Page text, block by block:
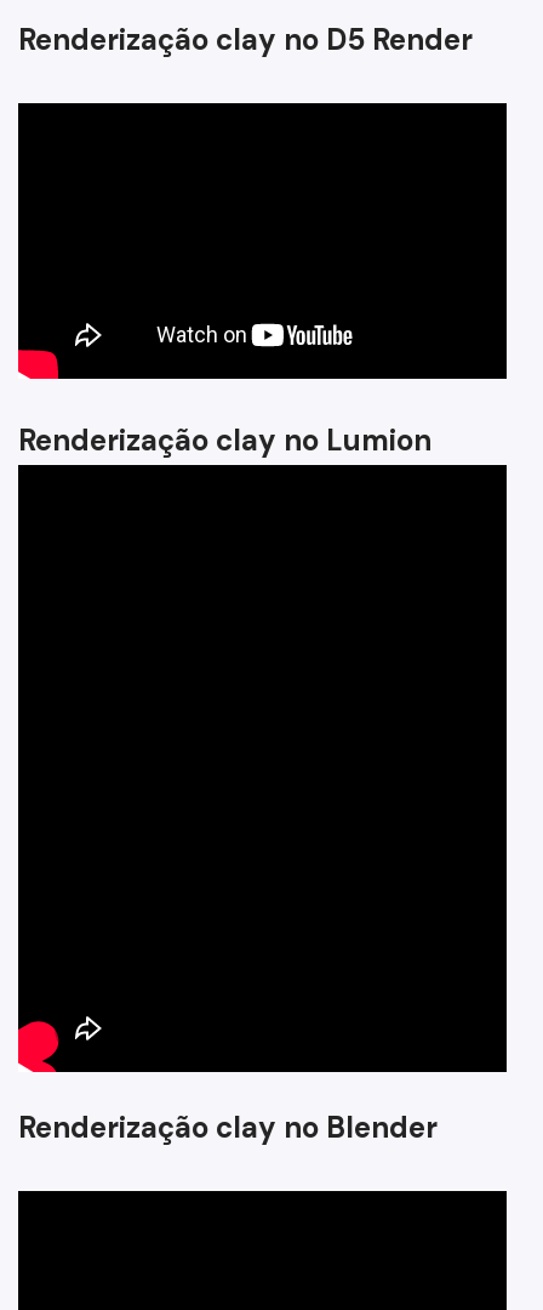
Renderização clay no D5 Render
Renderização clay no Lumion
Renderização clay no Blender